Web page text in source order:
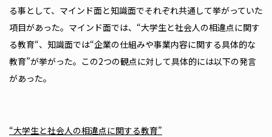
る事として、マインド面と知識面でそれぞれ共通して挙がっていた
項目があった。マインド面では、“大学生と社会人の相違点に関す
る教育“、知識面では“企業の仕組みや事業内容に関する具体的な
教育”が挙がった。この2つの観点に対して具体的には以下の発言
があった。
“大学生と社会人の相違点に関する教育”